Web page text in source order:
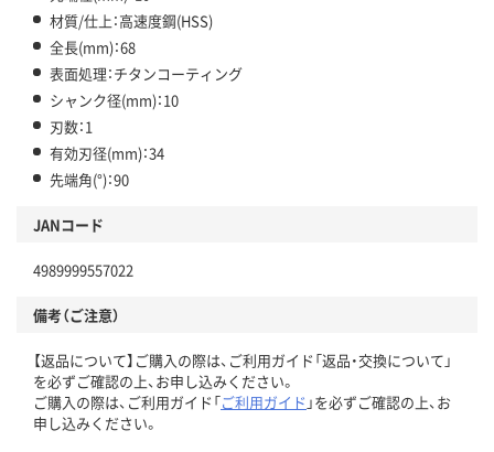
材質/仕上：高速度鋼(HSS)
全長(mm)：68
表面処理：チタンコーティング
シャンク径(mm)：10
刃数：1
有効刃径(mm)：34
先端角(°)：90
JANコード
4989999557022
備考（ご注意）
【返品について】ご購入の際は、ご利用ガイド「返品・交換について」
を必ずご確認の上、お申し込みください。
ご購入の際は、ご利用ガイド「ご利用ガイド 」を必ずご確認の上、お
申し込みください。